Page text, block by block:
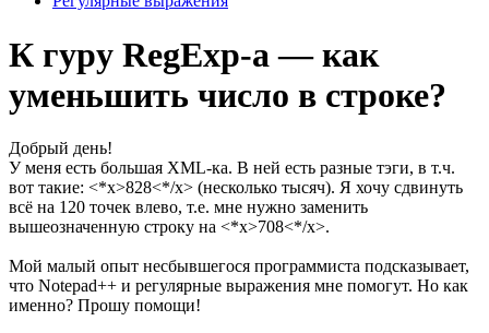
К гуру RegExp-а — как
уменьшить число в строке?
Добрый день!
У меня есть большая XML-ка. В ней есть разные тэги, в т.ч.
вот такие: <*x>828<*/x> (несколько тысяч). Я хочу сдвинуть
всё на 120 точек влево, т.е. мне нужно заменить
вышеозначенную строку на <*x>708<*/x>.
Мой малый опыт несбывшегося программиста подсказывает,
что Notepad++ и регулярные выражения мне помогут. Но как
именно? Прошу помощи!